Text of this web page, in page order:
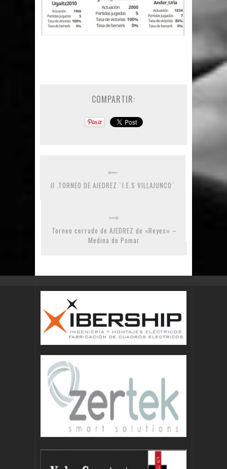
COMPARTIR:
II .TORNEO DE AJEDREZ ¨I.E.S VILLAJUNCO¨
Torneo cerrado de AJEDREZ de «Reyes» –
Medina de Pomar